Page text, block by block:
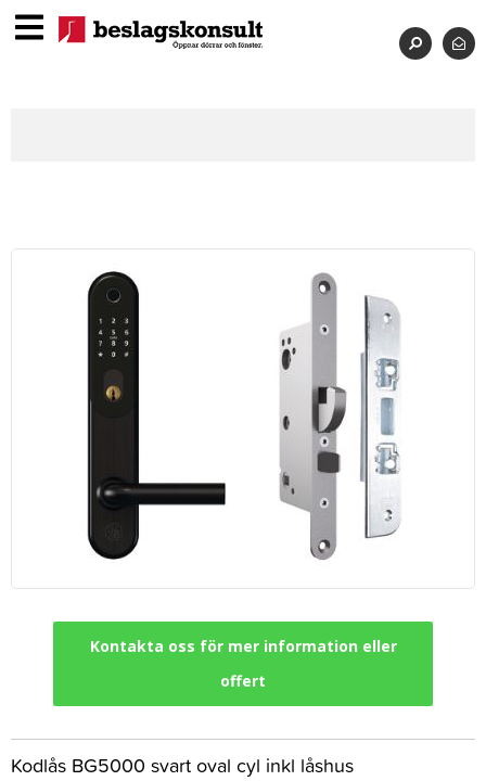
Kontakta oss för mer information eller
offert
Kodlås BG5000 svart oval cyl inkl låshus